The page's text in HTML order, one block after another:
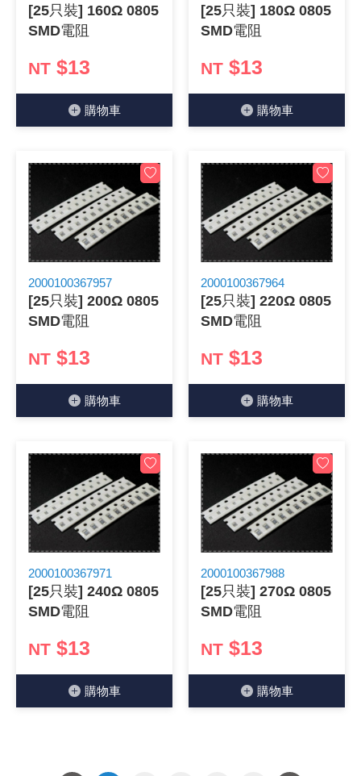
[25只裝] 160Ω 0805
SMD電阻
NT $13
購物⾞
[25只裝] 180Ω 0805
SMD電阻
NT $13
購物⾞
2000100367957
[25只裝] 200Ω 0805
SMD電阻
NT $13
購物⾞
2000100367964
[25只裝] 220Ω 0805
SMD電阻
NT $13
購物⾞
2000100367971
[25只裝] 240Ω 0805
SMD電阻
NT $13
購物⾞
2000100367988
[25只裝] 270Ω 0805
SMD電阻
NT $13
購物⾞